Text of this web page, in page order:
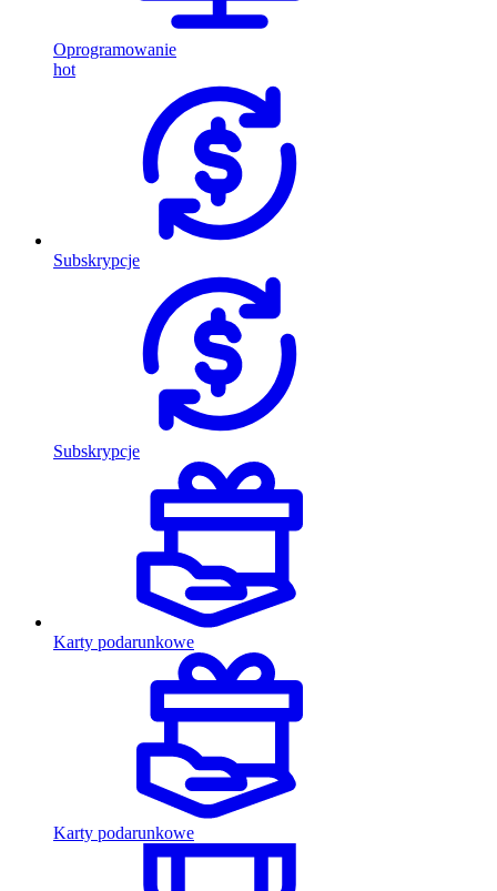
Oprogramowanie
hot
Subskrypcje
Subskrypcje
Karty podarunkowe
Karty podarunkowe